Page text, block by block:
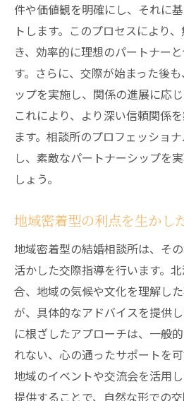
件や価値観を明確にし、それに
トします。このプロセスにより
き、効率的に理想のパートナー
す。さらに、交際が始まった後
ップを実施し、関係の進展に応
これにより、より深い信頼関係
ます。相談所のプロフェッショ
し、素敵なパートナーシップを
しょう。
地域密着型の利点を生かし
地域密着型の結婚相談所は、そ
活かした交際指導を行います。
合、地域の気候や文化を理解し
が、具体的なアドバイスを提供
に根ざしたアプローチは、一般
れない、心の通ったサポートを可
地域のイベントや交流会を活用
提供することで、自然な形での